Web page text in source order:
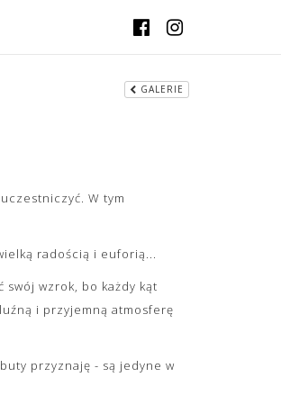
GALERIE
W tym
radością i euforią...
swój wzrok, bo każdy kąt
i przyjemną atmosferę
przyznaję - są jedyne w